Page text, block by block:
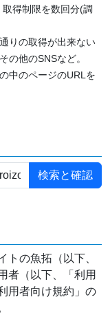
得制限を数回分(調
りの取得が出来ない
の他のSNSなど。
中のページのURLを
トの魚拓（以下、
者（以下、「利用
用者向け規約」の